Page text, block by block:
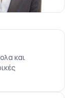
και